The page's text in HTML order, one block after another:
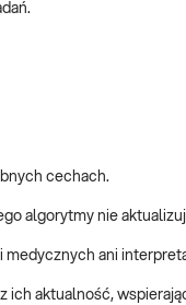
cechach.
algorytmy nie
medycznych ani
aktualność,